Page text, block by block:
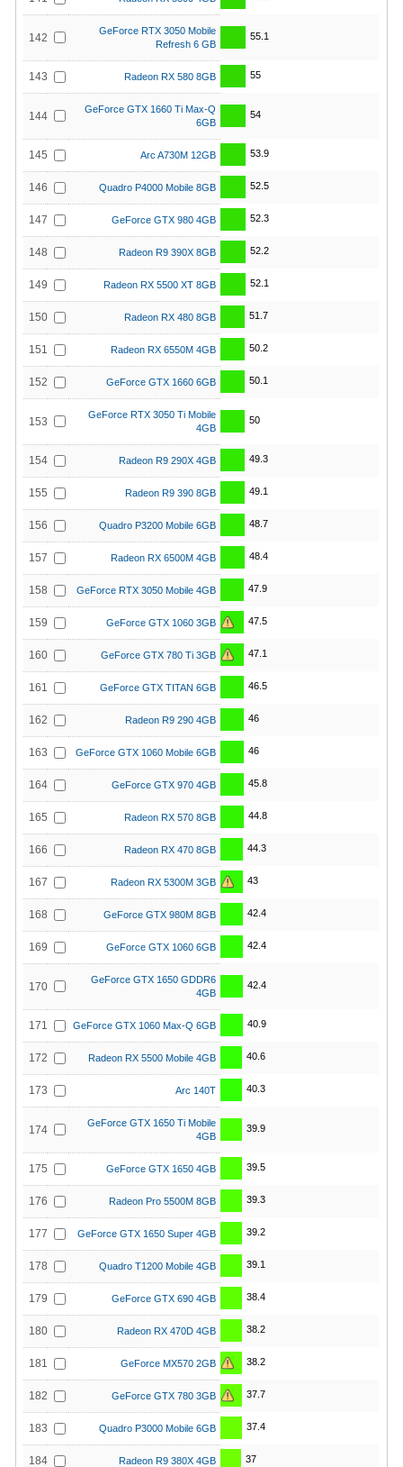
142
GeForce RTX 3050 Mobile
Refresh 6 GB
55.1
143 Radeon RX 580 8GB 55
144
GeForce GTX 1660 Ti Max-Q
6GB
54
145 Arc A730M 12GB 53.9
146 Quadro P4000 Mobile 8GB 52.5
147 GeForce GTX 980 4GB 52.3
148 Radeon R9 390X 8GB 52.2
149 Radeon RX 5500 XT 8GB 52.1
150 Radeon RX 480 8GB 51.7
151 Radeon RX 6550M 4GB 50.2
152 GeForce GTX 1660 6GB 50.1
153
GeForce RTX 3050 Ti Mobile
4GB
50
154 Radeon R9 290X 4GB 49.3
155 Radeon R9 390 8GB 49.1
156 Quadro P3200 Mobile 6GB 48.7
157 Radeon RX 6500M 4GB 48.4
158 GeForce RTX 3050 Mobile 4GB 47.9
159 GeForce GTX 1060 3GB 47.5
160 GeForce GTX 780 Ti 3GB 47.1
161 GeForce GTX TITAN 6GB 46.5
162 Radeon R9 290 4GB 46
163 GeForce GTX 1060 Mobile 6GB 46
164 GeForce GTX 970 4GB 45.8
165 Radeon RX 570 8GB 44.8
166 Radeon RX 470 8GB 44.3
167 Radeon RX 5300M 3GB 43
168 GeForce GTX 980M 8GB 42.4
169 GeForce GTX 1060 6GB 42.4
170
GeForce GTX 1650 GDDR6
4GB
42.4
171 GeForce GTX 1060 Max-Q 6GB 40.9
172 Radeon RX 5500 Mobile 4GB 40.6
173 Arc 140T 40.3
174
GeForce GTX 1650 Ti Mobile
4GB
39.9
175 GeForce GTX 1650 4GB 39.5
176 Radeon Pro 5500M 8GB 39.3
177 GeForce GTX 1650 Super 4GB 39.2
178 Quadro T1200 Mobile 4GB 39.1
179 GeForce GTX 690 4GB 38.4
180 Radeon RX 470D 4GB 38.2
181 GeForce MX570 2GB 38.2
182 GeForce GTX 780 3GB 37.7
183 Quadro P3000 Mobile 6GB 37.4
184 Radeon R9 380X 4GB 37